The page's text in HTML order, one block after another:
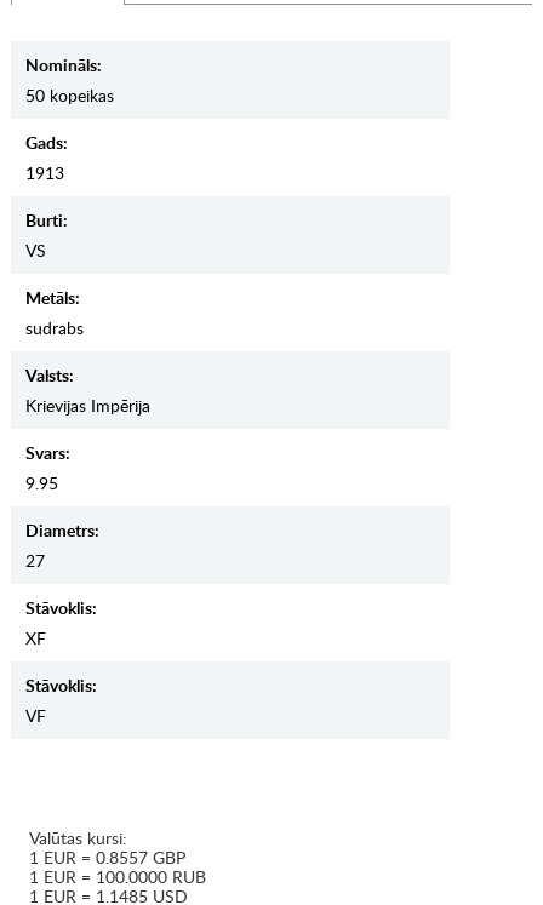
Nomināls:
50 kopeikas
Gads:
1913
Burti:
VS
Metāls:
sudrabs
Valsts:
Krievijas Impērija
Svars:
9.95
Diametrs:
27
Stāvoklis:
XF
Stāvoklis:
VF
Valūtas kursi:
1 EUR = 0.8557 GBP
1 EUR = 100.0000 RUB
1 EUR = 1.1485 USD